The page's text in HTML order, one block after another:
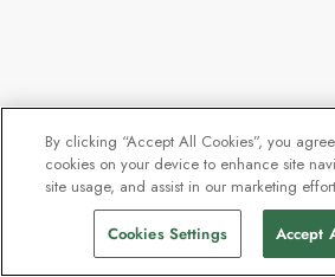
By clicking “Accept All Cookies”, you
cookies on your device to enhance site
site usage, and assist in our marketing
Cookies Settings Accept